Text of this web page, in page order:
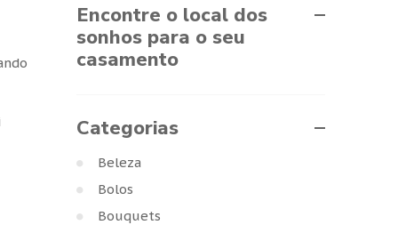
Encontre o local dos
sonhos para o seu
casamento
Categorias
Beleza
Bolos
Bouquets